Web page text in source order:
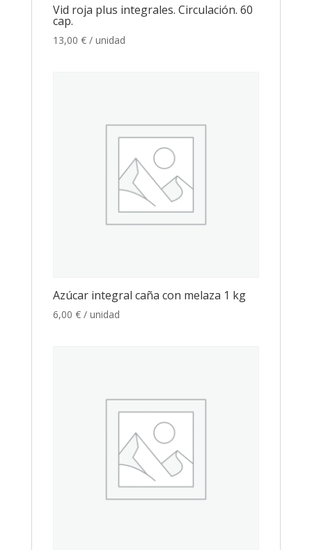
Vid roja plus integrales. Circulación. 60
cap.
13,00 € / unidad
Azúcar integral caña con melaza 1 kg
6,00 € / unidad